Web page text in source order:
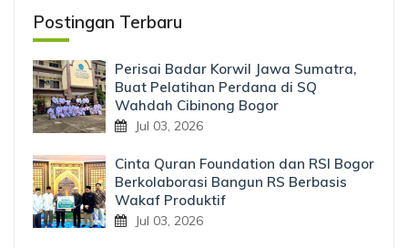
Postingan Terbaru
Perisai Badar Korwil Jawa Sumatra,
Buat Pelatihan Perdana di SQ
Wahdah Cibinong Bogor
Jul 03, 2026
Cinta Quran Foundation dan RSI Bogor
Berkolaborasi Bangun RS Berbasis
Wakaf Produktif
Jul 03, 2026